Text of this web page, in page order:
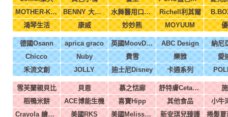
MOTHER-K韓國
BENNY 大翔服裝 水舞醫用口罩(兒童，成人) Richell利其爾
鴻琴生活
康威 妙妙熊 MOYUUM
德國Osann aprica graco 英國MoovDesign ABC Design
納尼
Chicco
Nuby 費雪 樂雅
愛
禾流文創
JOLLY 迪士尼Disney 卡通系列
雪芙蘭親貝比 貝恩 慕之恬廊 舒特膚Cetaphil
稻鴨米餅
ACE博能生機 喜寶Hipp 其他食品
小牛
Crayola 繪兒樂
美國RKS 美國Melissa & Doug 新安琪兒臻護